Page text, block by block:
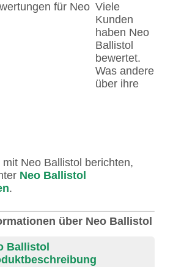
Viele
Kunden
haben Neo
Ballistol
bewertet.
Was andere
über ihre
Neo Ballistol berichten,
Neo Ballistol
.
über Neo Ballistol
Ballistol